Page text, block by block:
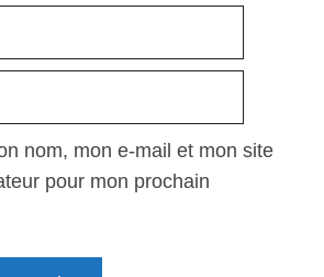
nom, mon e-mail et mon site
pour mon prochain